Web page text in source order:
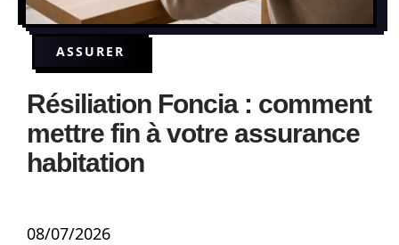
ASSURER
Résiliation Foncia : comment
mettre fin à votre assurance
habitation
08/07/2026